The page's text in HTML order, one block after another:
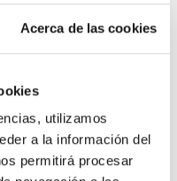
Acerca de las cookies
utilizamos
a la información del
permitirá procesar
al descanso nocturno -